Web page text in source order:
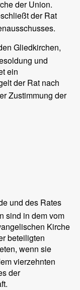
der Union.
der Rat
Gliedkirchen,
und
ein
der Rat nach
Zustimmung der
und des Rates
sind in dem vom
Kirche
beteiligten
wenn sie
vierzehnten
der